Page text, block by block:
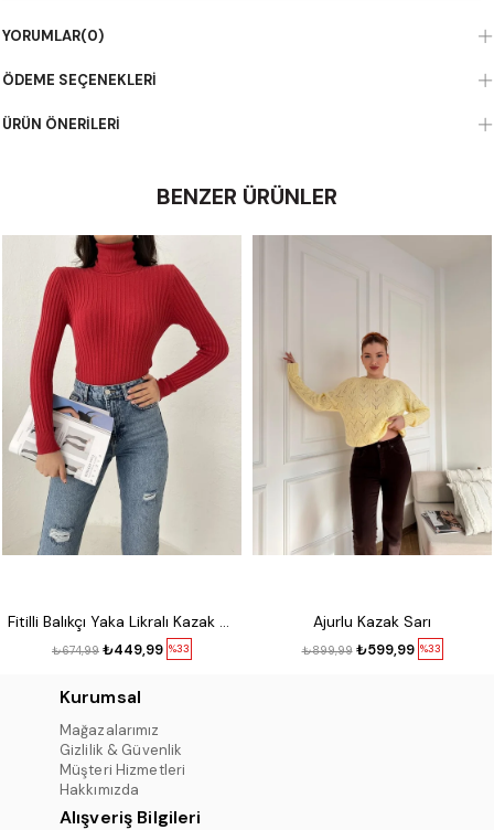
YORUMLAR(0)
ÖDEME SEÇENEKLERI
ÜRÜN ÖNERILERI
BENZER ÜRÜNLER
Fitilli Balıkçı Yaka Likralı Kazak Kırmızı
%33
₺449,99
₺674,99
Ajurlu Kazak Sarı
%33
₺599,99
₺899,99
Kurumsal
Mağazalarımız
Gizlilik & Güvenlik
Müşteri Hizmetleri
Hakkımızda
Alışveriş Bilgileri